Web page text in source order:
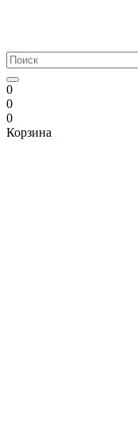
0
0
0
Корзина